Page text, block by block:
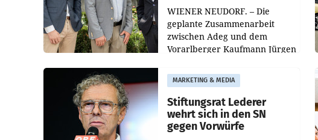
WIENER NEUDORF. – Die
geplante Zusammenarbeit
zwischen Adeg und dem
Vorarlberger Kaufmann Jürgen
freigegeben: Die
Bundeswettbewerbsbehörde
und der Bundeskartellanwalt
MARKETING & MEDIA
Stiftungsrat Lederer
wehrt sich in den SN
gegen Vorwürfe